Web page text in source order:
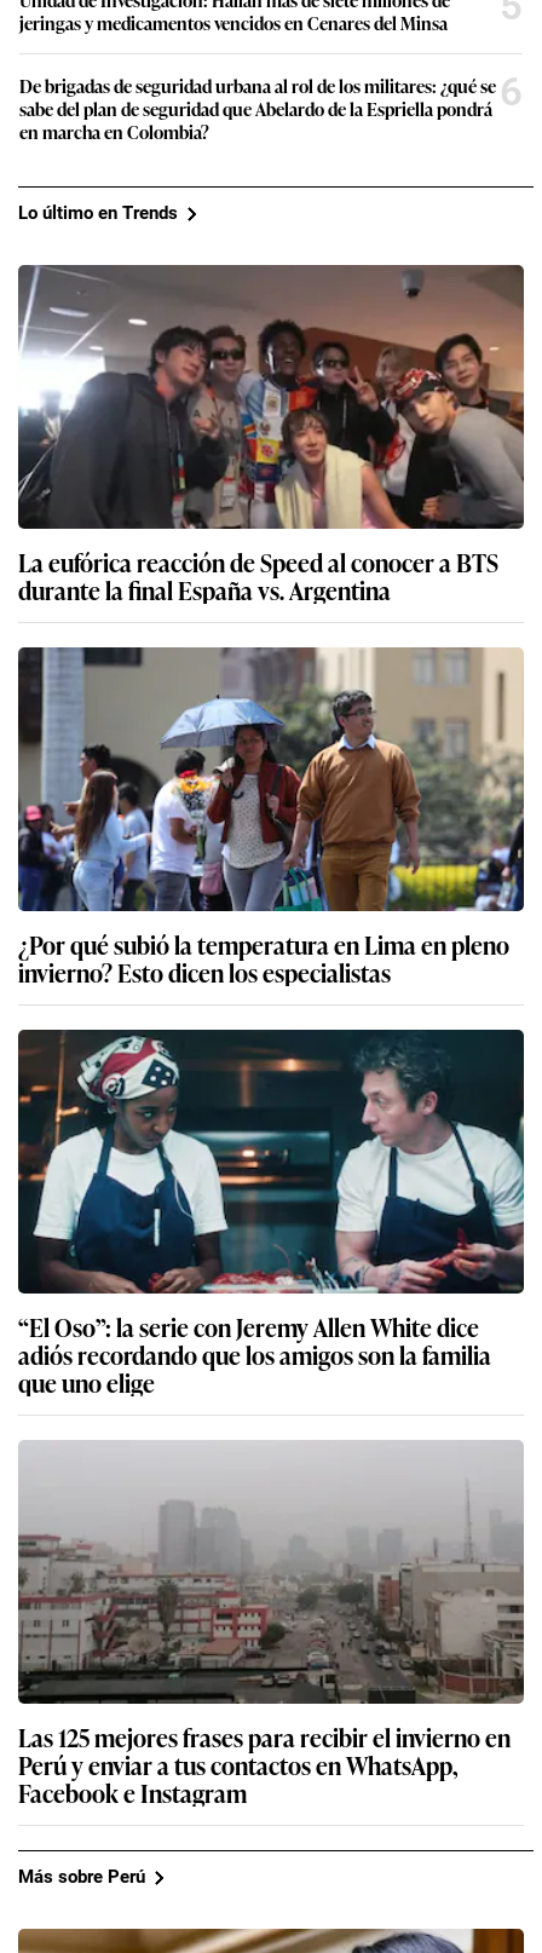
jeringas y medicamentos vencidos en Cenares del Minsa
De brigadas de seguridad urbana al rol de los militares: ¿qué se
sabe del plan de seguridad que Abelardo de la Espriella pondrá
en marcha en Colombia?
6
Lo último en Trends
La eufórica reacción de Speed al conocer a BTS
durante la final España vs. Argentina
¿Por qué subió la temperatura en Lima en pleno
invierno? Esto dicen los especialistas
“El Oso”: la serie con Jeremy Allen White dice
adiós recordando que los amigos son la familia
que uno elige
Las 125 mejores frases para recibir el invierno en
Perú y enviar a tus contactos en WhatsApp,
Facebook e Instagram
Más sobre Perú